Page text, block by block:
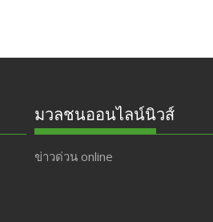
มวลชนออนไลน์นิวส์
ข่าวด่วน online